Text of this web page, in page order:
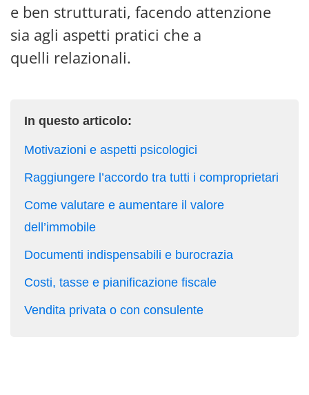
e ben strutturati, facendo attenzione
sia agli aspetti pratici che a
quelli relazionali.
In questo articolo:
Motivazioni e aspetti psicologici
Raggiungere l’accordo tra tutti i comproprietari
Come valutare e aumentare il valore
dell’immobile
Documenti indispensabili e burocrazia
Costi, tasse e pianificazione fiscale
Vendita privata o con consulente